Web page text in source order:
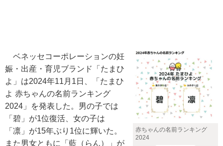
赤ちゃんの名前ランキング
2024
ベネッセコーポレーションの妊
娠・出産・育児ブランド「たまひ
よ」は2024年11月1日、「たまひ
よ 赤ちゃんの名前ランキング
2024」を発表した。男の子では
「碧」が1位復活、女の子は
「凛」が15年ぶり1位に輝いた。
また男女ともに「藍（らん）」が